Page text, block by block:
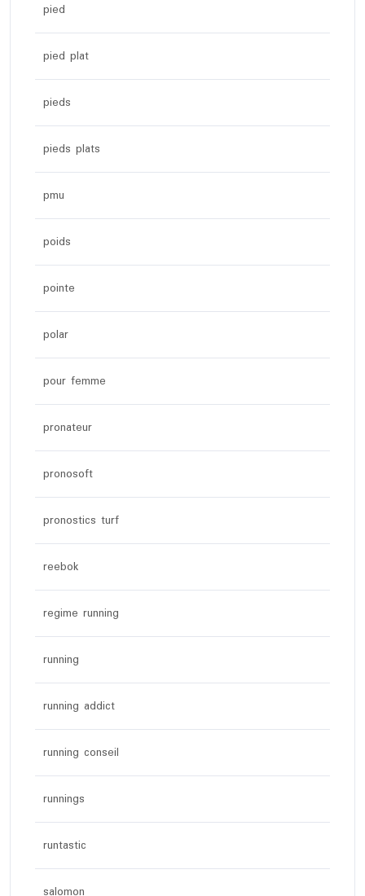
pied
pied plat
pieds
pieds plats
pmu
poids
pointe
polar
pour femme
pronateur
pronosoft
pronostics turf
reebok
regime running
running
running addict
running conseil
runnings
runtastic
salomon